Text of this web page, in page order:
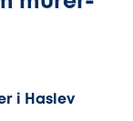
i Haslev